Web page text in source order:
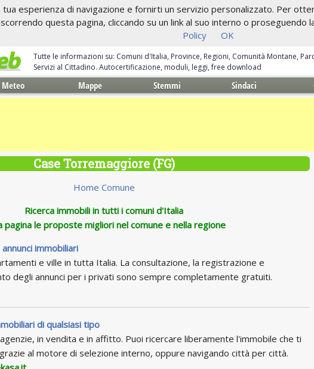
tua esperienza di navigazione e fornirti un servizio personalizzato. Per
questa pagina, cliccando su un link al suo interno o proseguendo
Policy
OK
Tutte le informazioni su: Comuni d'Italia, Province, Regioni, Comunità Montane,
Servizi al Cittadino. Autocertificazione, moduli, leggi, free download
Meteo Mappe Stemmi Sindaci
Case Torremaggiore (FG)
Home Comune
Ricerca immobili in tutti i comuni d'Italia
pagina le proposte migliori nel comune e nella regione
immobiliari
e ville in tutta Italia. La consultazione, la registrazione e
degli annunci per i privati sono sempre completamente gratuiti.
di qualsiasi tipo
in vendita e in affitto. Puoi ricercare liberamente l'immobile che ti
al motore di selezione interno, oppure navigando città per città.